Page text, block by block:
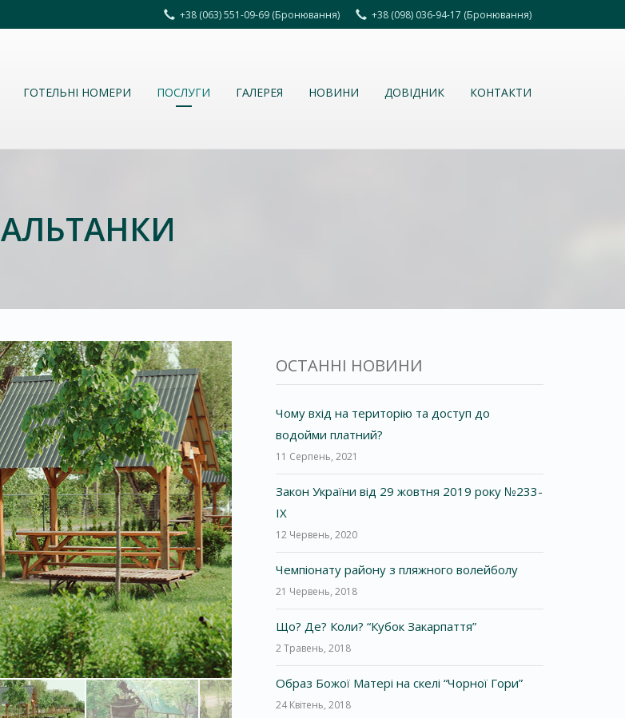
+38 (063) 551-09-69 (Бронювання) +38 (098) 036-94-17 (Бронювання)
ГОТЕЛЬНІ НОМЕРИ ПОСЛУГИ ГАЛЕРЕЯ НОВИНИ ДОВІДНИК КОНТАКТИ
АЛЬТАНКИ
ОСТАННІ НОВИНИ
Чому вхід на територію та доступ до
водойми платний?
11 Серпень, 2021
Закон України від 29 жовтня 2019 року №233-
IX
12 Червень, 2020
Чемпіонату району з пляжного волейболу
21 Червень, 2018
Що? Де? Коли? “Кубок Закарпаття”
2 Травень, 2018
Образ Божої Матері на скелі “Чорної Гори”
24 Квітень, 2018